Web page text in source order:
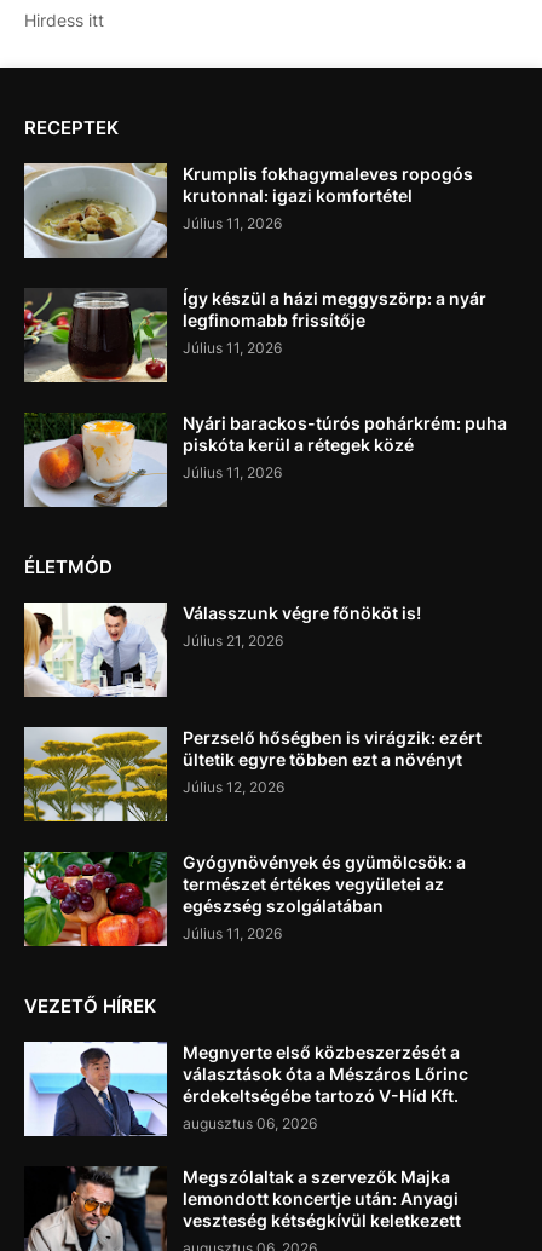
Hirdess itt
RECEPTEK
Krumplis fokhagymaleves ropogós
krutonnal: igazi komfortétel
Július 11, 2026
Így készül a házi meggyszörp: a nyár
legfinomabb frissítője
Július 11, 2026
Nyári barackos-túrós pohárkrém: puha
piskóta kerül a rétegek közé
Július 11, 2026
ÉLETMÓD
Válasszunk végre főnököt is!
Július 21, 2026
Perzselő hőségben is virágzik: ezért
ültetik egyre többen ezt a növényt
Július 12, 2026
Gyógynövények és gyümölcsök: a
természet értékes vegyületei az
egészség szolgálatában
Július 11, 2026
VEZETŐ HÍREK
Megnyerte első közbeszerzését a
választások óta a Mészáros Lőrinc
érdekeltségébe tartozó V-Híd Kft.
augusztus 06, 2026
Megszólaltak a szervezők Majka
lemondott koncertje után: Anyagi
veszteség kétségkívül keletkezett